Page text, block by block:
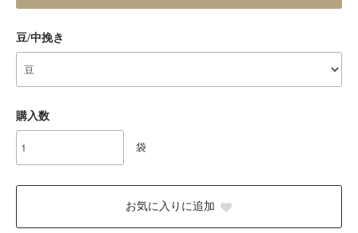
豆/中挽き
購入数
袋
お気に入りに追加